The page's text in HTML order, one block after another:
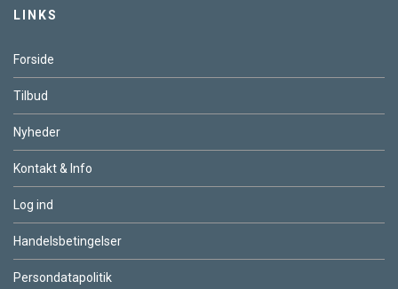
LINKS
Forside
Tilbud
Nyheder
Kontakt & Info
Log ind
Handelsbetingelser
Persondatapolitik